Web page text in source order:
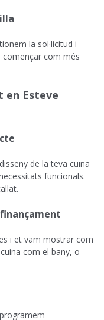
la sol·licitud i
començar com més
en Esteve
de la teva cuina
funcionals.
i et vam mostrar com
com el bany, o